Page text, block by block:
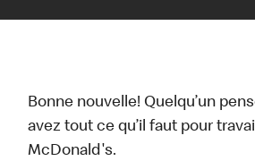
Bonne nouvelle! Quelqu’un
avez tout ce qu’il faut pour
McDonald's.